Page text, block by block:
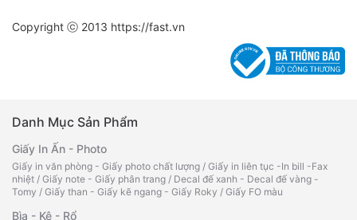
Copyright ⓒ 2013 https://fast.vn
Danh Mục Sản Phẩm
Giấy In Ấn - Photo
Giấy in văn phòng - Giấy photo chất lượng / Giấy in liên tục -In bill -Fax
nhiệt / Giấy note - Giấy phân trang / Decal đế xanh - Decal đế vàng -
Tomy / Giấy than - Giấy kẽ ngang - Giấy Roky / Giấy FO màu
Bìa - Kệ - Rổ